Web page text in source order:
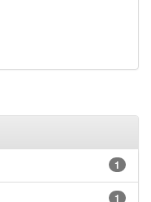
1
1